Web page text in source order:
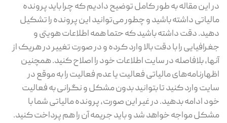
در این مقاله به طور کامل توضیح دادیم که چرا باید پرونده
مالیاتی داشته باشید و چطور می‌توانید این پرونده را تشکیل
دهید. دقت داشته باشید که حتما همه اطلاعات هویتی و
جغرافیایی را با دقت بالا وارد کرده و در صورت تغییر در هریک از
آنها، بلافاصله در سایت اطلاعات خود را اصلاح کنید. همچنین
اظهارنامه‌های مالیاتی فعالیت یا عدم فعالیت را به موقع در
سایت وارد کنید تا بتوانید بدون مشکل و نگرانی به فعالیت
خود ادامه بدهید. در غیر این صورت، پرونده مالیاتی شما با
مشکل مواجه خواهد شد و باید جریمه آن را هم پرداخت کنید.